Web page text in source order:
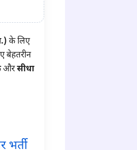
के लिए
बेहतरीन
औरसीधा
भर्ती